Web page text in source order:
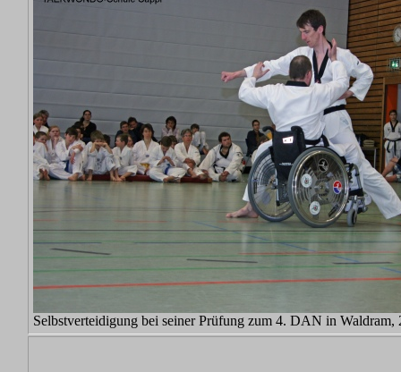
Selbstverteidigung bei seiner Prüfung zum 4. DAN in Waldram,